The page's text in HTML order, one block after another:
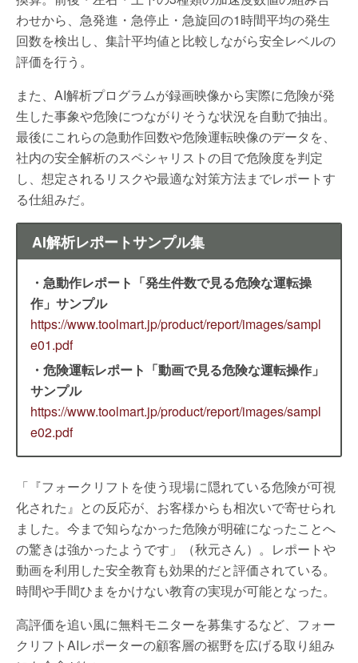
わせから、急発進・急停止・急旋回の1時間平均の発生
回数を検出し、集計平均値と比較しながら安全レベルの
評価を行う。
また、AI解析プログラムが録画映像から実際に危険が発
生した事象や危険につながりそうな状況を自動で抽出。
最後にこれらの急動作回数や危険運転映像のデータを、
社内の安全解析のスペシャリストの目で危険度を判定
し、想定されるリスクや最適な対策方法までレポートす
る仕組みだ。
AI解析レポートサンプル集
・急動作レポート「発生件数で見る危険な運転操
作」サンプル
https://www.toolmart.jp/product/report/images/sampl
e01.pdf
・危険運転レポート「動画で見る危険な運転操作」
サンプル
https://www.toolmart.jp/product/report/images/sampl
e02.pdf
「『フォークリフトを使う現場に隠れている危険が可視
化された』との反応が、お客様からも相次いで寄せられ
ました。今まで知らなかった危険が明確になったことへ
の驚きは強かったようです」（秋元さん）。レポートや
動画を利用した安全教育も効果的だと評価されている。
時間や手間ひまをかけない教育の実現が可能となった。
高評価を追い風に無料モニターを募集するなど、フォー
クリフトAIレポーターの顧客層の裾野を広げる取り組み